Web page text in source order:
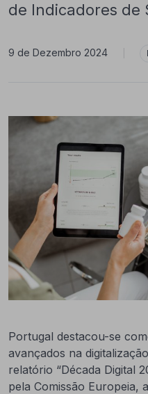
de Indicadores de
9 de Dezembro 2024
Portugal destacou-se
avançados na
relatório “Década Digital
pela Comissão Europeia,